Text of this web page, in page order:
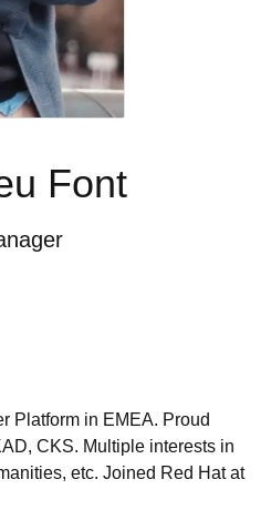
Font
Platform in EMEA. Proud
CKS. Multiple interests in
etc. Joined Red Hat at